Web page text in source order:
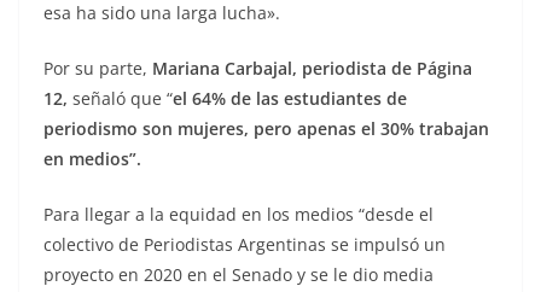
esa ha sido una larga lucha».
Por su parte, Mariana Carbajal, periodista de Página
12, señaló que “el 64% de las estudiantes de
periodismo son mujeres, pero apenas el 30% trabajan
en medios”.
Para llegar a la equidad en los medios “desde el
colectivo de Periodistas Argentinas se impulsó un
proyecto en 2020 en el Senado y se le dio media